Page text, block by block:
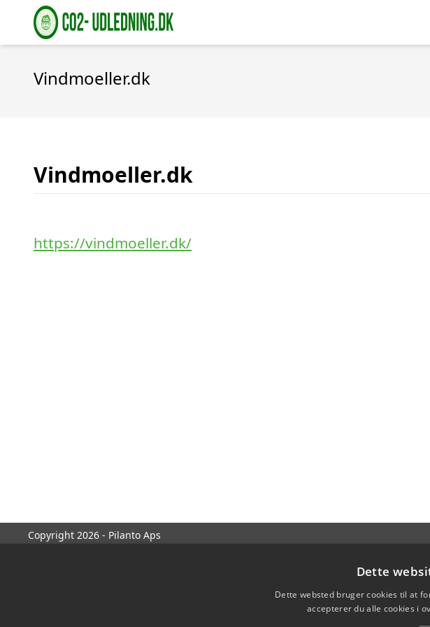
Vindmoeller.dk
Vindmoeller.dk
https://vindmoeller.dk/
Copyright 2026 - Pilanto Aps
Dette
Dette websted bruger cookies til at
accepterer du alle cookies i